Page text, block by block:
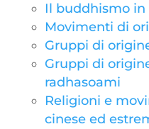
Il buddhismo in
Movimenti di
Gruppi di
Gruppi di
radhasoami
Religioni e
cinese ed